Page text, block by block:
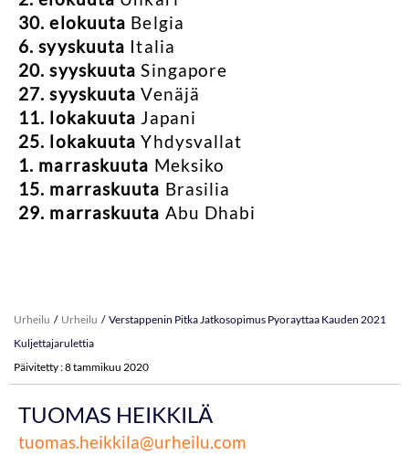
30. elokuuta Belgia
6. syyskuuta Italia
20. syyskuuta Singapore
27. syyskuuta Venäjä
11. lokakuuta Japani
25. lokakuuta Yhdysvallat
1. marraskuuta Meksiko
15. marraskuuta Brasilia
29. marraskuuta Abu Dhabi
Urheilu Urheilu
Verstappenin Pitka Jatkosopimus Pyorayttaa Kauden 2021
Kuljettajarulettia
Päivitetty : 8 tammikuu 2020
TUOMAS HEIKKILÄ
tuomas.heikkila@urheilu.com